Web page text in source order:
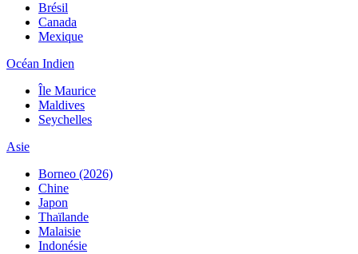
Brésil
Canada
Mexique
Océan Indien
Île Maurice
Maldives
Seychelles
Asie
Borneo (2026)
Chine
Japon
Thaïlande
Malaisie
Indonésie